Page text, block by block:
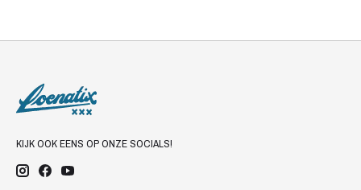
KIJK OOK EENS OP ONZE SOCIALS!